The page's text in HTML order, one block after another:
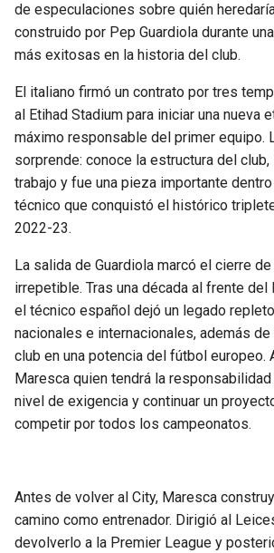
FALCONS
SAINTS
BUCCANEERS
TRAIL BLAZERS
de especulaciones sobre quién
construido por Pep Guardiola durante
más exitosas en la historia del club.
El italiano firmó un contrato por tres
al Etihad Stadium para iniciar una nueva
máximo responsable del primer equipo.
sorprende: conoce la estructura del
trabajo y fue una pieza importante
técnico que conquistó el histórico
2022-23.
La salida de Guardiola marcó el cierre de
irrepetible. Tras una década al frente del
el técnico español dejó un legado
nacionales e internacionales, además de
club en una potencia del fútbol europeo.
Maresca quien tendrá la
nivel de exigencia y continuar un
competir por todos los campeonatos.
Antes de volver al City, Maresca
camino como entrenador. Dirigió al
devolverlo a la Premier League y